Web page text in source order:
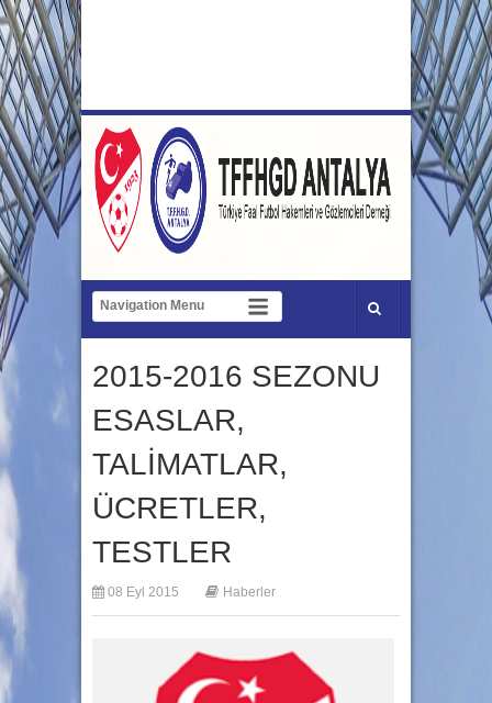
2015-2016 SEZONU
ESASLAR,
TALİMATLAR,
ÜCRETLER,
TESTLER
08 Eyl 2015 Haberler